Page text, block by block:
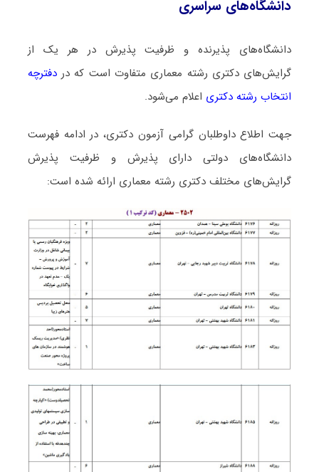
دانشگاه‌های سراسری
دانشگاه‌های پذیرنده و ظرفیت پذیرش در هر یک از
گرایش‌های دکتری رشته ﻣﻌﻤﺎری متفاوت است که دردفترچه
انتخاب رشته دکتری اعلام می‌شود.
جهت اطلاع داوطلبان گرامی آزمون دکتری، در ادامه فهرست
دانشگاه‌های دولتی دارای پذیرش و ظرفیت پذیرش
گرایش‌های مختلف دکتری رشته ﻣﻌﻤﺎری ارائه شده است: